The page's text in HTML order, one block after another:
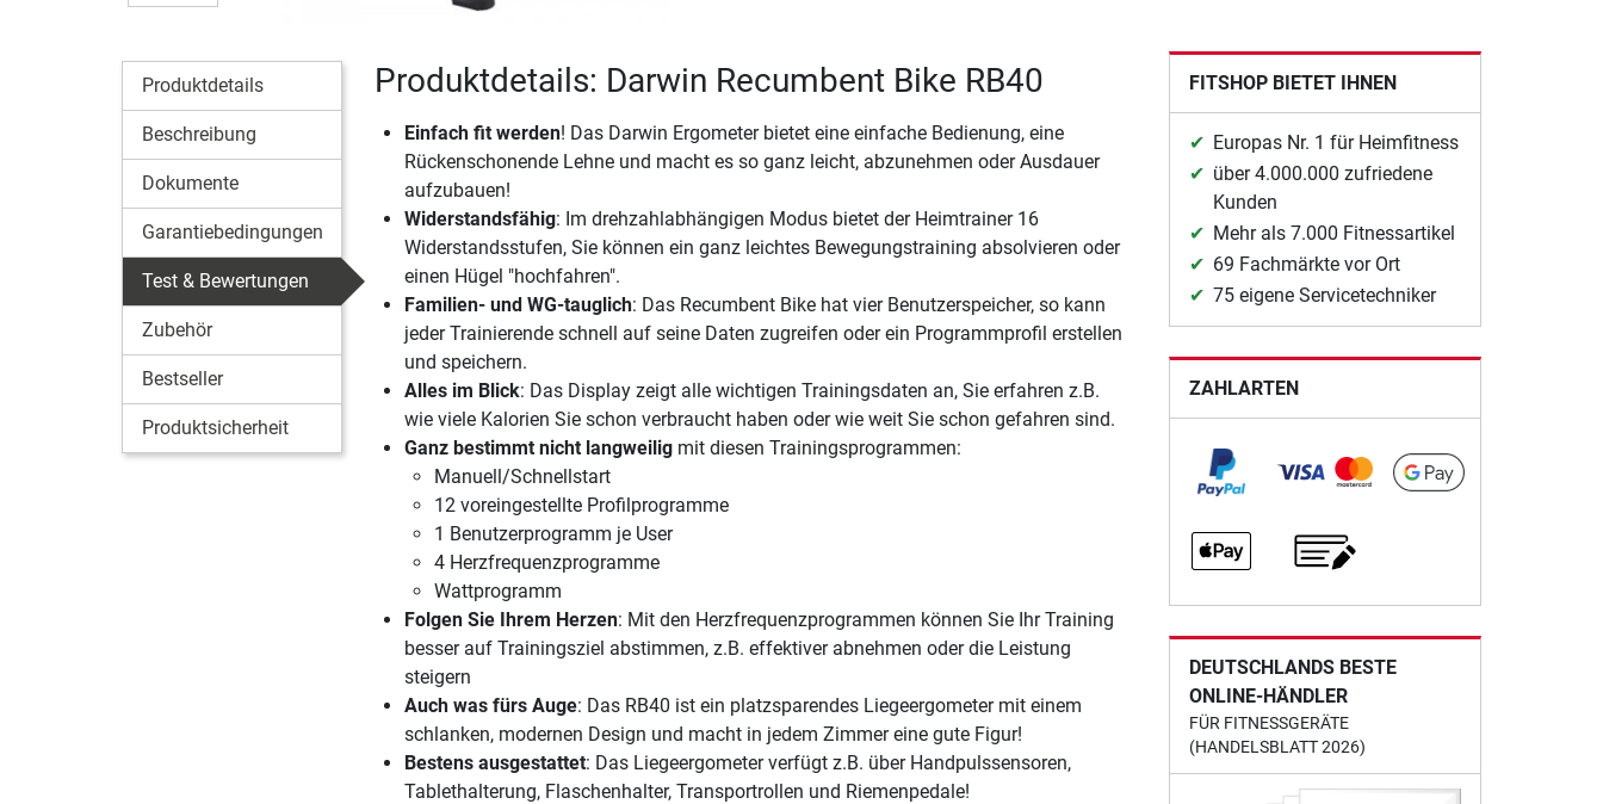
Produktdetails
Beschreibung
Dokumente
Garantiebedingungen
Test & Bewertungen
Zubehör
Bestseller
Produktsicherheit
Produktdetails: Darwin Recumbent Bike RB40
Einfach fit werden! Das Darwin Ergometer bietet eine einfache Bedienung, eine
Rückenschonende Lehne und macht es so ganz leicht, abzunehmen oder Ausdauer
aufzubauen!
Widerstandsfähig: Im drehzahlabhängigen Modus bietet der Heimtrainer 16
Widerstandsstufen, Sie können ein ganz leichtes Bewegungstraining absolvieren oder
einen Hügel "hochfahren".
Familien- und WG-tauglich: Das Recumbent Bike hat vier Benutzerspeicher, so kann
jeder Trainierende schnell auf seine Daten zugreifen oder ein Programmprofil erstellen
und speichern.
Alles im Blick: Das Display zeigt alle wichtigen Trainingsdaten an, Sie erfahren z.B.
wie viele Kalorien Sie schon verbraucht haben oder wie weit Sie schon gefahren sind.
Ganz bestimmt nicht langweiligmit diesen Trainingsprogrammen:
Manuell/Schnellstart
12 voreingestellte Profilprogramme
1 Benutzerprogramm je User
4 Herzfrequenzprogramme
Wattprogramm
Folgen Sie Ihrem Herzen: Mit den Herzfrequenzprogrammen können Sie Ihr Training
besser auf Trainingsziel abstimmen, z.B. effektiver abnehmen oder die Leistung
steigern
Auch was fürs Auge: Das RB40 ist ein platzsparendes Liegeergometer mit einem
schlanken, modernen Design und macht in jedem Zimmer eine gute Figur!
Bestens ausgestattet: Das Liegeergometer verfügt z.B. über Handpulssensoren,
Tablethalterung, Flaschenhalter, Transportrollen und Riemenpedale!
FITSHOP BIETET IHNEN
Europas Nr. 1 für Heimfitness
über 4.000.000 zufriedene
Kunden
Mehr als 7.000 Fitnessartikel
69 Fachmärkte vor Ort
75 eigene Servicetechniker
ZAHLARTEN
DEUTSCHLANDS BESTE
ONLINE-HÄNDLER
FÜR FITNESSGERÄTE
(HANDELSBLATT 2026)